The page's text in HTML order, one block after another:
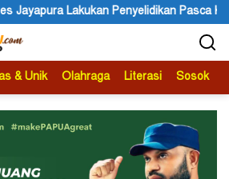
Penyelidikan Pasca Keracunan Akibat
& Unik Olahraga Literasi Sosok